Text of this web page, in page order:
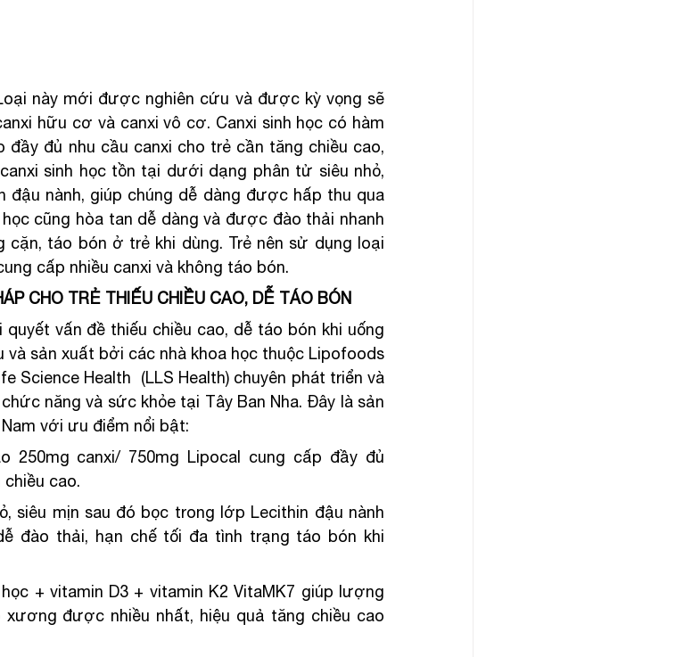
này mới được nghiên cứu và được kỳ vọng sẽ
hữu cơ và canxi vô cơ. Canxi sinh học có hàm
đầy đủ nhu cầu canxi cho trẻ cần tăng chiều cao,
sinh học tồn tại dưới dạng phân tử siêu nhỏ,
nành, giúp chúng dễ dàng được hấp thu qua
cũng hòa tan dễ dàng và được đào thải nhanh
cặn, táo bón ở trẻ khi dùng. Trẻ nên sử dụng loại
cấp nhiều canxi và không táo bón.
CHO TRẺ THIẾU CHIỀU CAO, DỄ TÁO BÓN
vấn đề thiếu chiều cao, dễ táo bón khi uống
sản xuất bởi các nhà khoa học thuộc Lipofoods
Science Health  (LLS Health) chuyên phát triển và
năng và sức khỏe tại Tây Ban Nha. Đây là sản
với ưu điểm nổi bật:
250mg canxi/ 750mg Lipocal cung cấp đầy đủ
cao.
siêu mịn sau đó bọc trong lớp Lecithin đậu nành
đào thải, hạn chế tối đa tình trạng táo bón khi
+ vitamin D3 + vitamin K2 VitaMK7 giúp lượng
được nhiều nhất, hiệu quả tăng chiều cao